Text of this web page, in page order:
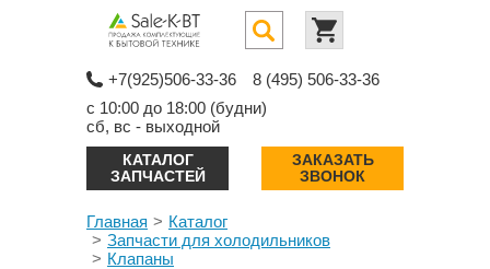
+7(925)506-33-36
8 (495) 506-33-36
с 10:00 до 18:00 (будни)
сб, вс - выходной
КАТАЛОГ
ЗАПЧАСТЕЙ
ЗАКАЗАТЬ
ЗВОНОК
Главная
Каталог
Запчасти для холодильников
Клапаны